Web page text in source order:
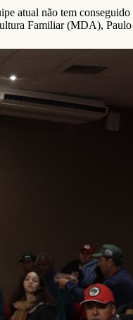
atual não tem
Familiar (MDA),